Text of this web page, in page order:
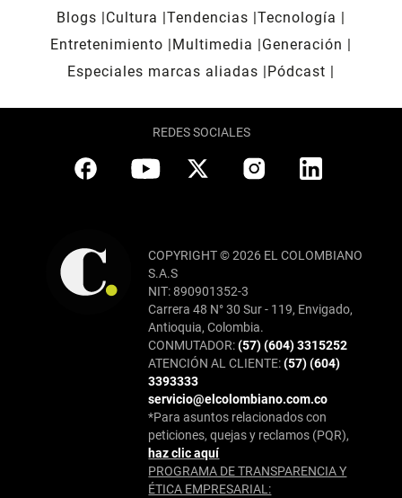
Blogs
Cultura Tendencias Tecnología
Entretenimiento
Multimedia
Generación
Especiales marcas aliadas
Pódcast
REDES SOCIALES
COPYRIGHT © 2026 EL COLOMBIANO
S.A.S
NIT: 890901352-3
Carrera 48 N° 30 Sur - 119, Envigado,
Antioquia, Colombia.
CONMUTADOR:(57) (604) 3315252
ATENCIÓN AL CLIENTE:(57) (604)
3393333
servicio@elcolombiano.com.co
*Para asuntos relacionados con
peticiones, quejas y reclamos (PQR),
haz clic aquí
PROGRAMA DE TRANSPARENCIA Y
ÉTICA EMPRESARIAL: